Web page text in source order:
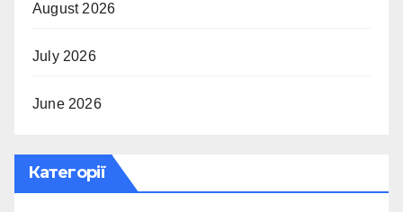
August 2026
July 2026
June 2026
Категорії